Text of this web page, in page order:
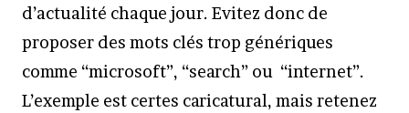
d’actualité chaque jour. Evitez donc de
proposer des mots clés trop génériques
comme “microsoft”, “search” ou “internet”.
L’exemple est certes caricatural, mais retenez